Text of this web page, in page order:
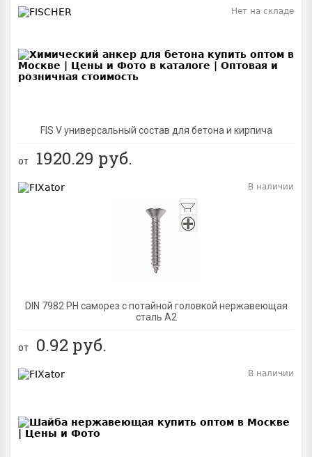
FIS V универсальный состав для бетона и кирпича
Нет на складе
от 1920.29 руб.
DIN 7982 PH саморез с потайной головкой нержавеющая
сталь A2
В наличии
от 0.92 руб.
В наличии